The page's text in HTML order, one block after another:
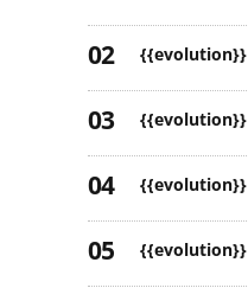
{{evolution}}
{{evolution}}
{{evolution}}
{{evolution}}